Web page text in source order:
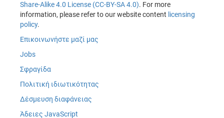
Share-Alike 4.0 License (CC-BY-SA 4.0). For more
information, please refer to our website content licensing
policy.
Επικοινωνήστε μαζί μας
Jobs
Σφραγίδα
Πολιτική ιδιωτικότητας
Δέσμευση διαφάνειας
Άδειες JavaScript